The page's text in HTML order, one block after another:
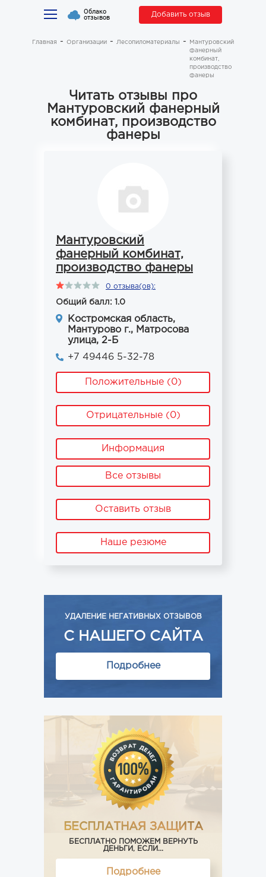
Облако
отзывов Добавить отзыв
Главная Организации Лесопиломатериалы
Мантуровский
фанерный
комбинат,
производство
фанеры
Читать отзывы про
Мантуровский фанерный
комбинат, производство
фанеры
Мантуровский
фанерный комбинат,
производство фанеры
0 отзыва(ов):
Общий балл: 1.0
Костромская область,
Мантурово г., Матросова
улица, 2-Б
+7 49446 5-32-78
Положительные (0)
Отрицательные (0)
Информация
Все отзывы
Оставить отзыв
Наше резюме
УДАЛЕНИЕ НЕГАТИВНЫХ ОТЗЫВОВ
С НАШЕГО САЙТА
Подробнее
БЕСПЛАТНАЯ ЗАЩИТА
БЕСПЛАТНО ПОМОЖЕМ ВЕРНУТЬ
ДЕНЬГИ, ЕСЛИ...
Подробнее